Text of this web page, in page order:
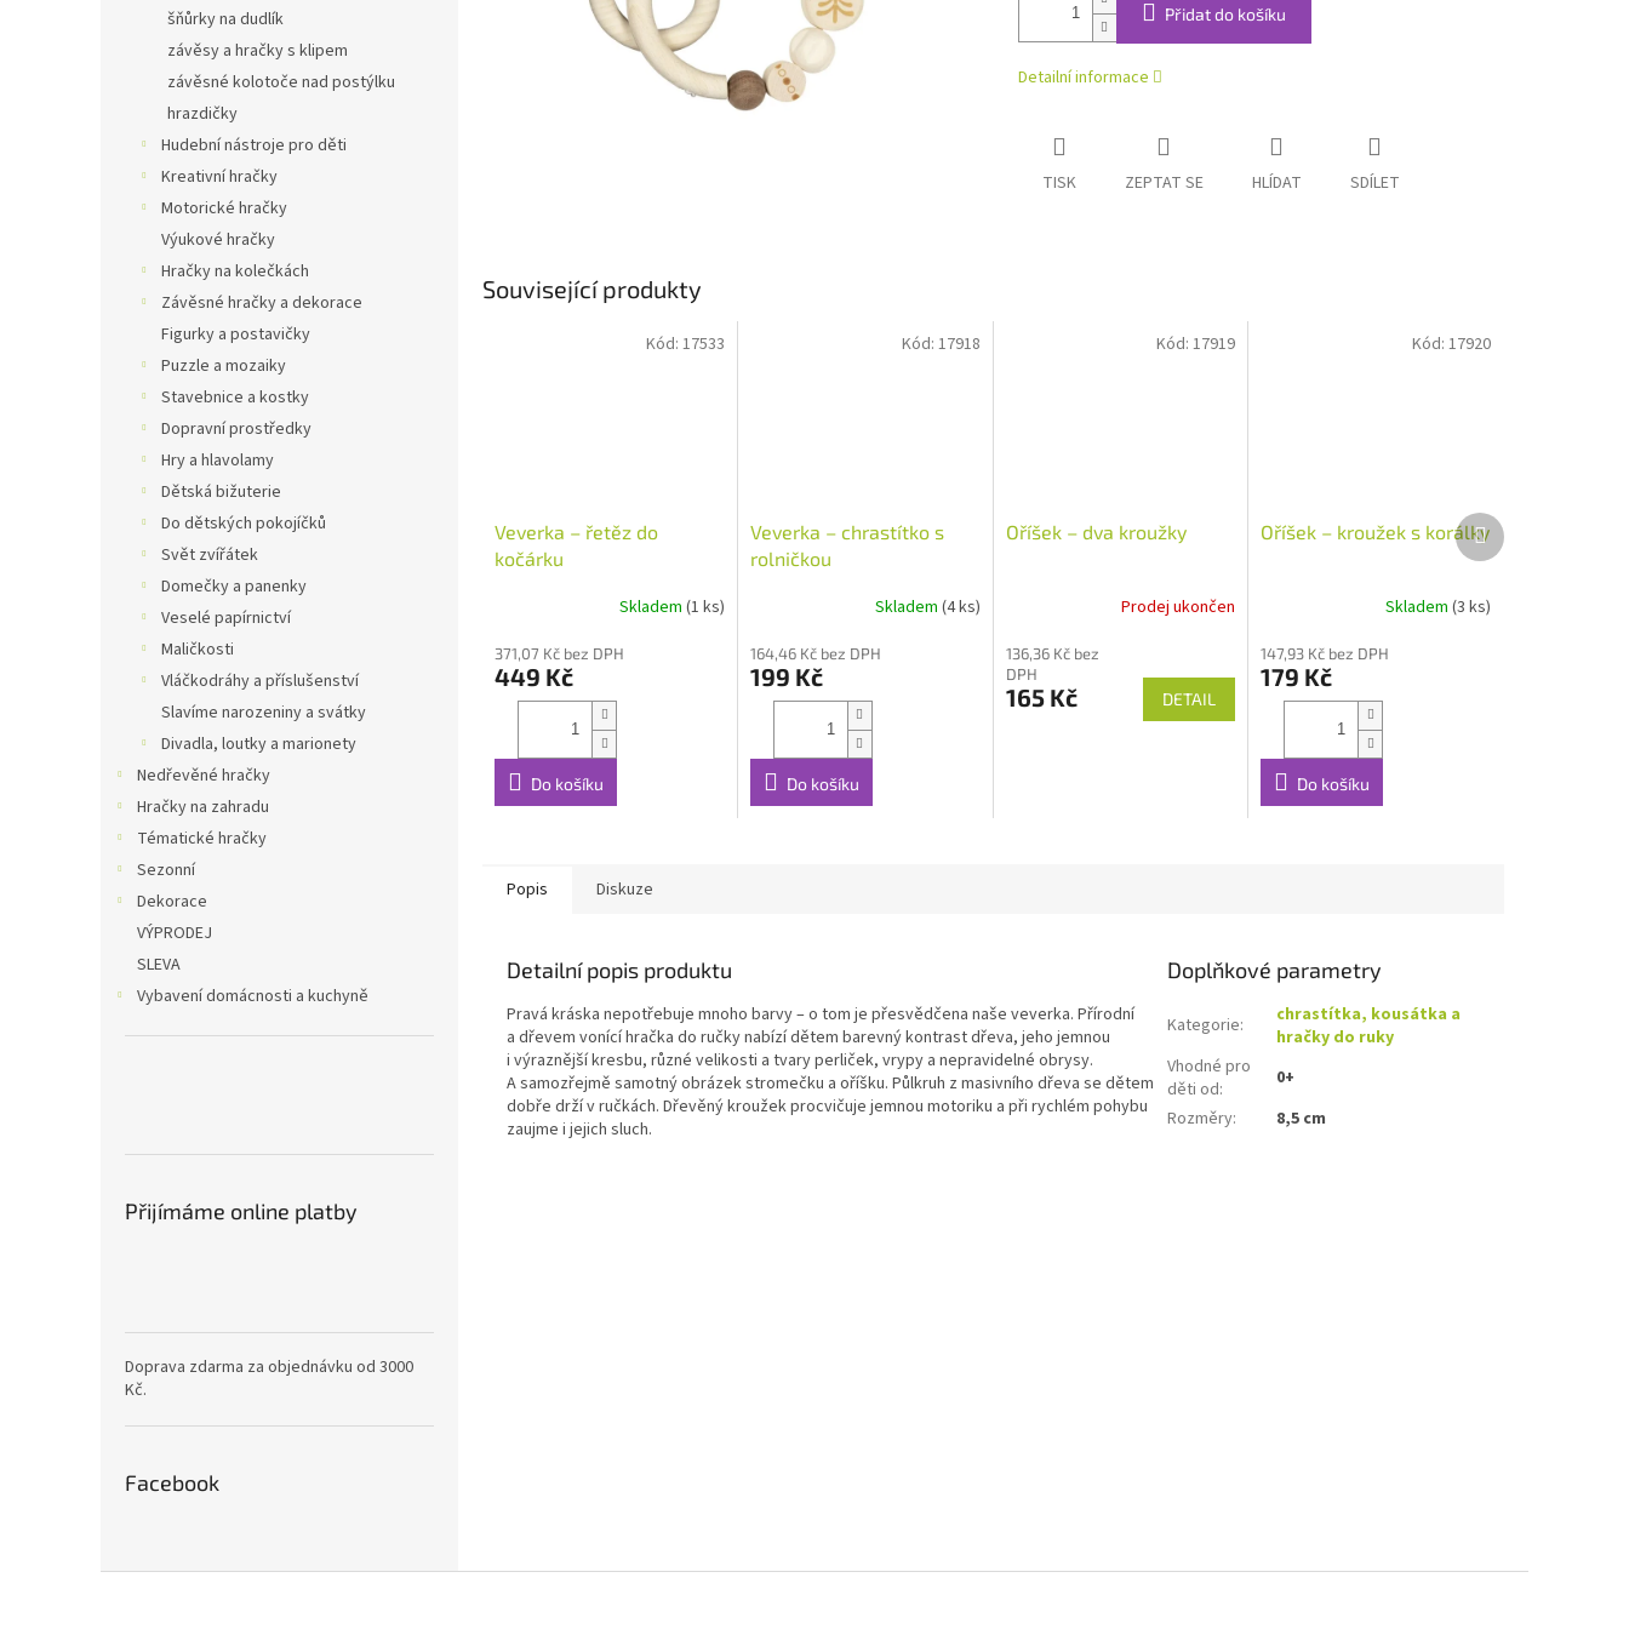
šňůrky na dudlík
závěsy a hračky s klipem
závěsné kolotoče nad postýlku
hrazdičky
Hudební nástroje pro děti
Kreativní hračky
Motorické hračky
Výukové hračky
Hračky na kolečkách
Závěsné hračky a dekorace
Figurky a postavičky
Puzzle a mozaiky
Stavebnice a kostky
Dopravní prostředky
Hry a hlavolamy
Dětská bižuterie
Do dětských pokojíčků
Svět zvířátek
Domečky a panenky
Veselé papírnictví
Maličkosti
Vláčkodráhy a příslušenství
Slavíme narozeniny a svátky
Divadla, loutky a marionety
Nedřevěné hračky
Hračky na zahradu
Tématické hračky
Sezonní
Dekorace
VÝPRODEJ
SLEVA
Vybavení domácnosti a kuchyně
Přijímáme online platby
Doprava zdarma za objednávku od 3000
Kč.
Facebook
Přidat do košíku
Detailní informace
TISK ZEPTAT SE HLÍDAT SDÍLET
Související produkty
Veverka – řetěz do
kočárku
Skladem (1 ks)
371,07 Kč bez DPH
449 Kč
Do košíku
Kód: 17533
Veverka – chrastítko s
rolničkou
produktu
je
hvězdiček.
Skladem (4 ks)
164,46 Kč bez DPH
199 Kč
Do košíku
Kód: 17918
Oříšek – dva kroužky
produktu
je
5,0
Prodej ukončen
136,36 Kč bez
DPH
165 Kč DETAIL
Kód:17919
Oříšek – kroužek s korálky
Skladem (3 ks)
147,93 Kč bez DPH
179 Kč
Do košíku
Kód: 17920
Další
produkt
Popis Diskuze
Detailní popis produktu
Pravá kráska nepotřebuje mnoho barvy – o tom je přesvědčena naše veverka. Přírodní
a dřevem vonící hračka do ručky nabízí dětem barevný kontrast dřeva, jeho jemnou
i výraznější kresbu, různé velikosti a tvary perliček, vrypy a nepravidelné obrysy.
A samozřejmě samotný obrázek stromečku a oříšku. Půlkruh z masivního dřeva se dětem
dobře drží v ručkách. Dřevěný kroužek procvičuje jemnou motoriku a při rychlém pohybu
zaujme i jejich sluch.
Doplňkové parametry
Kategorie:
chrastítka, kousátka a
hračky do ruky
Vhodné pro
děti od:
0+
Rozměry: 8,5 cm